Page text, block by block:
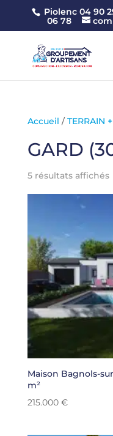
Piolenc 04 90
06 78
Accueil /TERRAIN
GARD
5 résultats affichés
Maison Bagnols-
m²
215.000 €